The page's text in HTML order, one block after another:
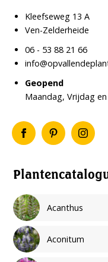
Acanthus
Aconitum
Kleefseweg 13 A
Ven-Zelderheide
06 - 53 88 21 66
Geopend
Maandag, Vrijdag